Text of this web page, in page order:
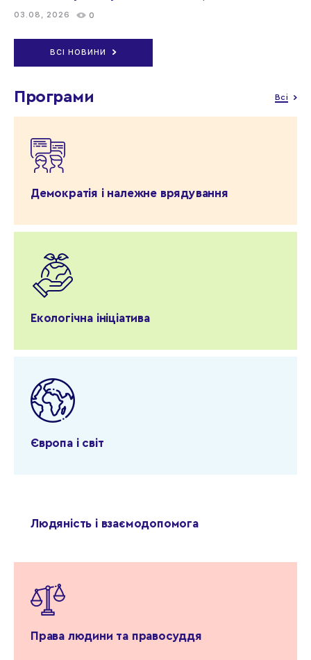
03.08, 2026 0
ВСІ НОВИНИ
Програми Всі
Демократія і належне врядування
Екологічна ініціатива
Європа і світ
Людяність і взаємодопомога
Права людини та правосуддя